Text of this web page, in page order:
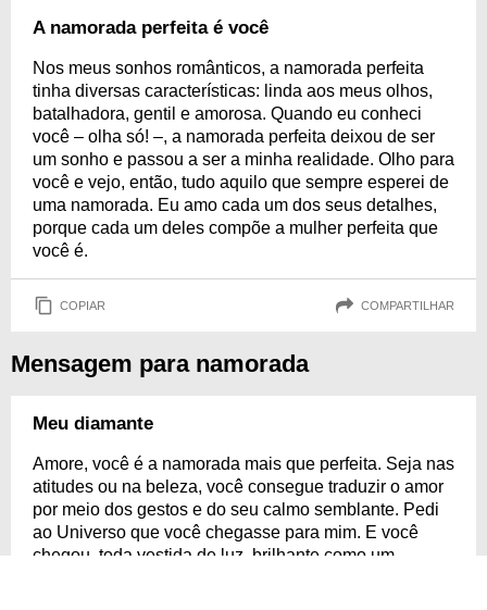
A namorada perfeita é você
Nos meus sonhos românticos, a namorada perfeita
tinha diversas características: linda aos meus olhos,
batalhadora, gentil e amorosa. Quando eu conheci
você – olha só! –, a namorada perfeita deixou de ser
um sonho e passou a ser a minha realidade. Olho para
você e vejo, então, tudo aquilo que sempre esperei de
uma namorada. Eu amo cada um dos seus detalhes,
porque cada um deles compõe a mulher perfeita que
você é.
COPIAR COMPARTILHAR
Mensagem para namorada
Meu diamante
Amore, você é a namorada mais que perfeita. Seja nas
atitudes ou na beleza, você consegue traduzir o amor
por meio dos gestos e do seu calmo semblante. Pedi
ao Universo que você chegasse para mim. E você
chegou, toda vestida de luz, brilhante como um